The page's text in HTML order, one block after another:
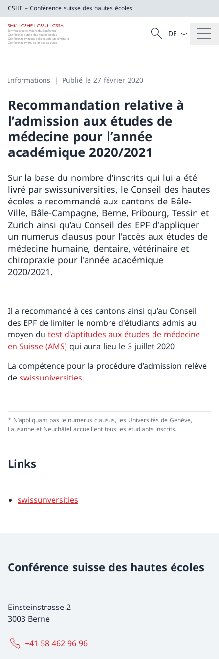
CSHE – Conférence suisse des hautes écoles
CSHE – Conférence suisse des hautes
Recherche
Recherche
La langue
Informations Publié le 27 février 2020
Recommandation relative à
l’admission aux études de
médecine pour l’année
académique 2020/2021
Sur la base du nombre d’inscrits qui lui a été
livré par swissuniversities, le Conseil des hautes
écoles a recommandé aux cantons de Bâle-
Ville, Bâle-Campagne, Berne, Fribourg, Tessin et
Zurich ainsi qu’au Conseil des EPF d'appliquer
un numerus clausus pour l'accès aux études de
médecine humaine, dentaire, vétérinaire et
chiropraxie pour l'année académique
2020/2021.
Il a recommandé à ces cantons ainsi qu’au Conseil
des EPF de limiter le nombre d'étudiants admis au
moyen du test d'aptitudes aux études de médecine
en Suisse (AMS) qui aura lieu le 3 juillet 2020
La compétence pour la procédure d’admission relève
de swissuniversities.
* N’appliquant pas le numerus clausus, les Universités de Genève,
Lausanne et Neuchâtel accueillent tous les étudiants inscrits.
Links
swissunversities
Conférence suisse des hautes écoles
Einsteinstrasse 2
3003 Berne
+41 58 462 96 96